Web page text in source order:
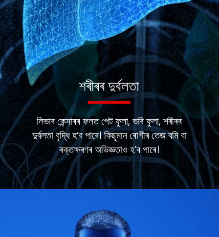
লিভাৰ কেন্সাৰৰ ফলত পেট ফুলা, ভৰি ফুলা, শৰীৰৰ
দুৰ্বলতা বৃদ্ধি হ’ব পাৰে। কিছুমান ৰোগীৰ তেজ বমি বা
ৰক্তক্ষৰণৰ অভিজ্ঞতাও হ’ব পাৰে।
শৰীৰৰ দুৰ্বলতা